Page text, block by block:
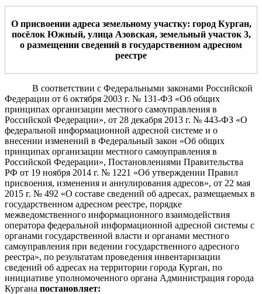
О присвоении адреса земельному участку: город Курган,
посёлок Южный, улица Азовская, земельный участок 3,
о размещении сведений в государственном адресном
реестре
В соответствии с Федеральными законами Российской
Федерации от 6 октября 2003 г. № 131-ФЗ «Об общих
принципах организации местного самоуправления в
Российской Федерации», от 28 декабря 2013 г. № 443-ФЗ «О
федеральной информационной адресной системе и о
внесении изменений в Федеральный закон «Об общих
принципах организации местного самоуправления в
Российской Федерации», Постановлениями Правительства
РФ от 19 ноября 2014 г. № 1221 «Об утверждении Правил
присвоения, изменения и аннулирования адресов», от 22 мая
2015 г. № 492 «О составе сведений об адресах, размещаемых в
государственном адресном реестре, порядке
межведомственного информационного взаимодействия
оператора федеральной информационной адресной системы с
органами государственной власти и органами местного
самоуправления при ведении государственного адресного
реестра», по результатам проведения инвентаризации
сведений об адресах на территории города Курган, по
инициативе уполномоченного органа Администрация города
Кургана постановляет: